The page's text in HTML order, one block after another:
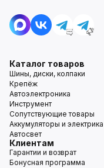
Каталог товаров
Шины, диски, колпаки
Крепёж
Автоэлектроника
Инструмент
Сопутствующие товары
Аккумуляторы и электрика
Автосвет
Клиентам
Гарантии и возврат
Бонусная программа